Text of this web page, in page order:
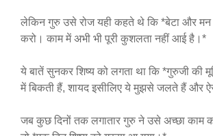
लेकिन गुरु उसे रोज यही कहते थे कि *बेटा और मन
करो। काम में अभी भी पूरी कुशलता नहीं आई है।*
ये बातें सुनकर शिष्य को लगता था कि *गुरुजी की
में बिकती हैं, शायद इसीलिए ये मुझसे जलते हैं और
जब कुछ दिनों तक लगातार गुरु ने उसे अच्छा काम